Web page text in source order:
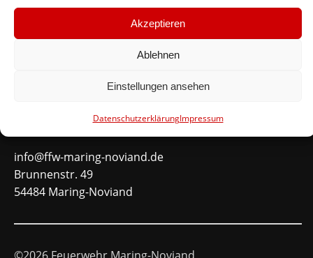
Akzeptieren
Ablehnen
Einstellungen ansehen
DatenschutzerklärungImpressum
Schnellinks
info@ffw-maring-noviand.de
Brunnenstr. 49
54484 Maring-Noviand
©2026 Feuerwehr Maring-Noviand